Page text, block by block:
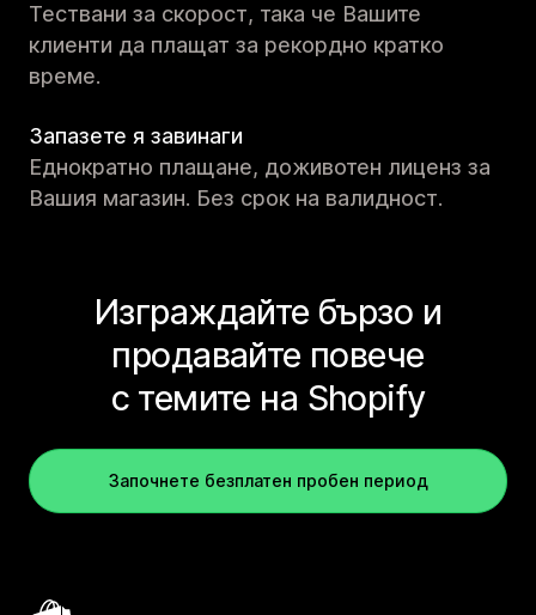
Тествани за скорост, така че Вашите
клиенти да плащат за рекордно кратко
време.
Запазете я завинаги
Еднократно плащане, доживотен лиценз за
Вашия магазин. Без срок на валидност.
Изграждайте бързо и
продавайте повече
с темите на Shopify
Започнете безплатен пробен период